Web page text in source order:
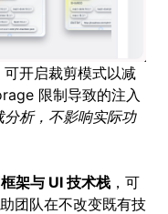
开启裁剪模式以减
限制导致的注入
析，不影响实际功
架与 UI 技术栈 ，可
团队在不改变既有技